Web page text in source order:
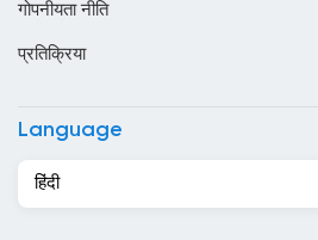
कांगो
किर्गिज़स्तान
गोपनीयता नीति
प्रतिक्रिया
Language
हिंदी